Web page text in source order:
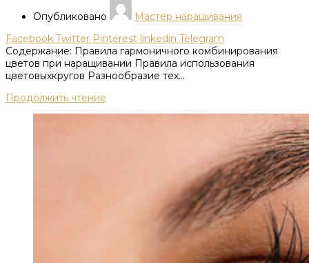
Опубликовано
Мастер наращивания
Facebook Twitter Pinterest linkedin Telegram
Содержание: Правила гармоничного комбинирования
цветов при наращивании Правила использования
цветовыхкругов Разнообразие тех...
Продолжить чтение